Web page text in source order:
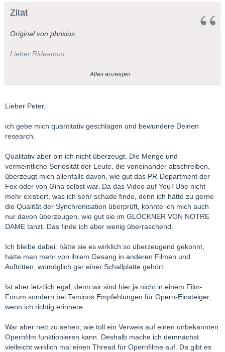
Zitat
Original von pbrixius
Lieber Rideamus,
http://urbanplus.com/areiononline/lollobrigidagina.html
Dort meint man, dass Gina Nazionale "Vissi d'arte" gesungen
Und was hältst Du davon:
Gina Lollobrigida che dice: «Da ragazza provai a cantare Tosca
e Maria Callas non credeva fosse la mia voce».
http://www.puccini.it/bollettino/rstosca%20100.htm
Auch hier:
She starred and co-produced “La donna più bella del mondo” in
1955, a biography of Lina Cavalieri. In it she sang a number of
songs and even an aria from “Tosca”.
http://italoamericano.com/ital…nnection/lollobrigida.htm
Und hier kannst Du sie auch noch singen hören:
http://vargen57.unblog.fr/lollobrigida-gina-1927/
Überzeugt?
LG Peter
Alles anzeigen
Lieber Peter,
ich gebe mich quantitativ geschlagen und bewundere Deinen
research.
Qualitativ aber bin ich nicht überzeugt. Die Menge und
vermeintliche Seriosität der Leute, die voneinander abschreiben,
überzeugt mich allenfalls davon, wie gut das PR-Department der
Fox oder von Gina selbst war. Da das Video auf YouTUbe nicht
mehr existiert, was ich sehr schade finde, denn ich hätte zu gerne
die Qualität der Synchronisation überprüft, konnte ich mich auch
nur davon überzeugen, wie gut sie im GLÖCKNER VON NOTRE
DAME tanzt. Das finde ich aber wenig überraschend.
Ich bleibe dabei: hätte sie es wirklich so überzeugend gekonnt,
hätte man mehr von ihrem Gesang in anderen Filmen und
Auftritten, womöglich gar einer Schallplatte gehört.
Ist aber letztlich egal, denn wir sind hier ja nicht in einem Film-
Forum sondern bei Taminos Empfehlungen für Opern-Einsteiger,
wenn ich richtig erinnere.
War aber nett zu sehen, wie toll ein Verweis auf einen unbekannten
Opernfilm funktionieren kann. Deshalb mache ich demnächst
vielleicht wirklich mal einen Thread für Opernfilme auf. Da gibt es